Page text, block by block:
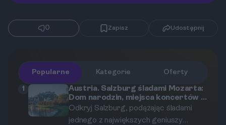
0 Zapisz Udostępnij
Popularne Kategorie Oferty
1
Austria. Salzburg śladami Mozarta:
Dom narodzin, miejsca koncertów i
kawiarnie z historią.
Odkryj Salzburg, podążając śladami
jednego z największych geniuszy